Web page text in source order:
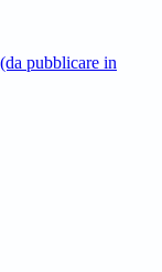
pubblicare in